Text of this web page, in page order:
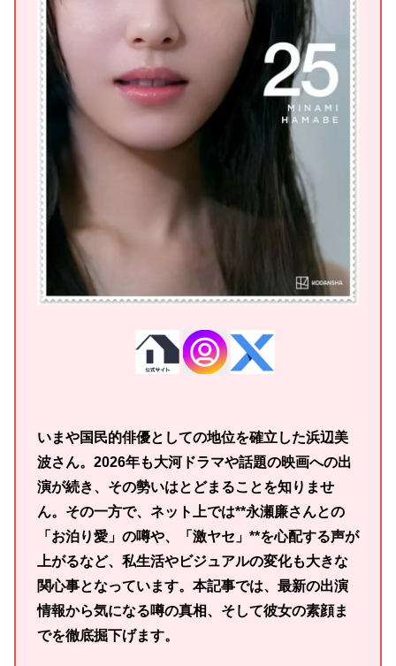
いまや国民的俳優としての地位を確立した浜辺美
波さん。2026年も大河ドラマや話題の映画への出
演が続き、その勢いはとどまることを知りませ
ん。その一方で、ネット上では**永瀬廉さんとの
「お泊り愛」の噂や、「激ヤセ」**を心配する声が
上がるなど、私生活やビジュアルの変化も大きな
関心事となっています。本記事では、最新の出演
情報から気になる噂の真相、そして彼女の素顔ま
でを徹底掘下げます。